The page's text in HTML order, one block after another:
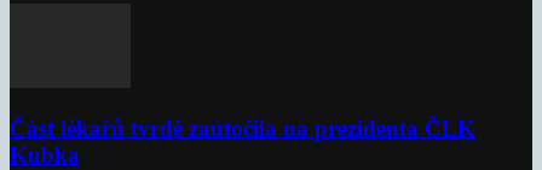
Část lékařů tvrdě zaútočila na prezidenta ČLK
Kubka